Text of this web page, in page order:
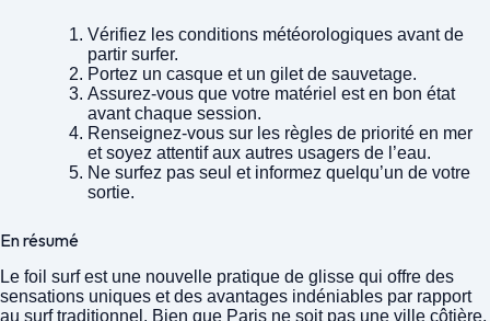
Vérifiez les conditions météorologiques avant de
partir surfer.
Portez un casque et un gilet de sauvetage.
Assurez-vous que votre matériel est en bon état
avant chaque session.
Renseignez-vous sur les règles de priorité en mer
et soyez attentif aux autres usagers de l’eau.
Ne surfez pas seul et informez quelqu’un de votre
sortie.
En résumé
Le foil surf est une nouvelle pratique de glisse qui offre des
sensations uniques et des avantages indéniables par rapport
au surf traditionnel. Bien que Paris ne soit pas une ville côtière,